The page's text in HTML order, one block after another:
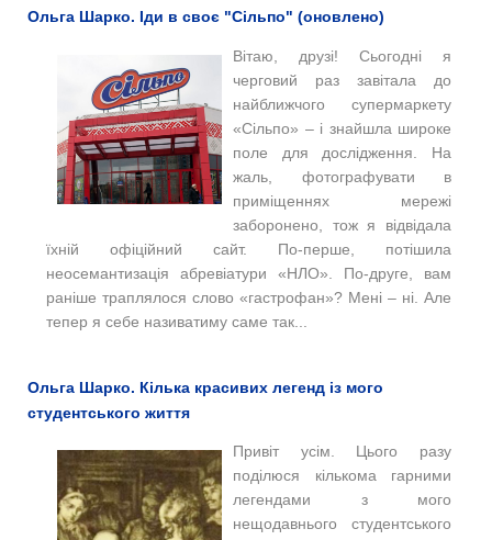
Ольга Шарко. Іди в своє "Сільпо" (оновлено)
Вітаю, друзі! Сьогодні я
черговий раз завітала до
найближчого супермаркету
«Сільпо» – і знайшла широке
поле для дослідження. На
жаль, фотографувати в
приміщеннях мережі
заборонено, тож я відвідала
їхній офіційний сайт. По-перше, потішила
неосемантизація абревіатури «НЛО». По-друге, вам
раніше траплялося слово «гастрофан»? Мені – ні. Але
тепер я себе називатиму саме так...
Ольга Шарко. Кілька красивих легенд із мого
студентського життя
Привіт усім. Цього разу
поділюся кількома гарними
легендами з мого
нещодавнього студентського